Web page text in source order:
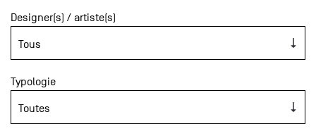
Designer(s) / artiste(s)
Typologie